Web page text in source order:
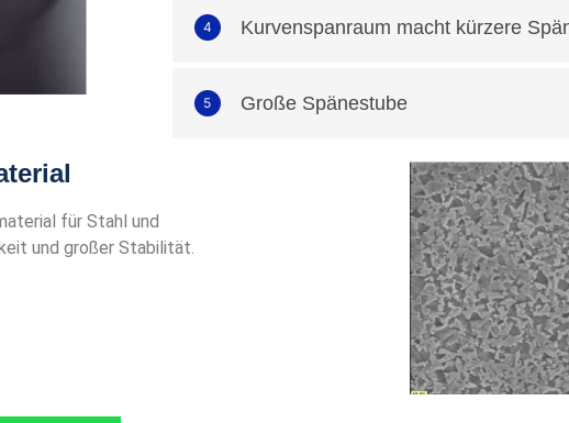
4 Kurvenspanraum macht kürzere
5 Große Spänestube
für Stahl und
und großer Stabilität.